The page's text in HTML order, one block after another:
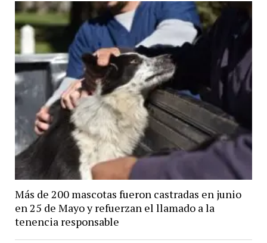
Más de 200 mascotas fueron castradas en junio
en 25 de Mayo y refuerzan el llamado a la
tenencia responsable